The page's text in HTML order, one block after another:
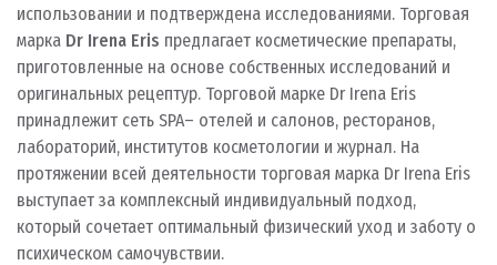
использовании и подтверждена исследованиями. Торговая
марка Dr Irena Eris предлагает косметические препараты,
приготовленные на основе собственных исследований и
оригинальных рецептур. Торговой марке Dr Irena Eris
принадлежит сеть SPA– отелей и салонов, ресторанов,
лабораторий, институтов косметологии и журнал. На
протяжении всей деятельности торговая марка Dr Irena Eris
выступает за комплексный индивидуальный подход,
который сочетает оптимальный физический уход и заботу о
психическом самочувствии.